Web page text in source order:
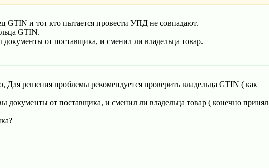
GTIN и тот кто пытается провести УПД не совпадают.
GTIN.
от поставщика, и сменил ли владельца товар.
Для решения проблемы рекомендуется проверить владельца GTIN ( как
документы от поставщика, и сменил ли владельца товар ( конечно принял